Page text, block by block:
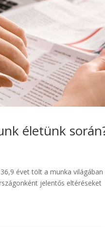
életünk
évet tölt a munka világában
jelentős eltéréseket